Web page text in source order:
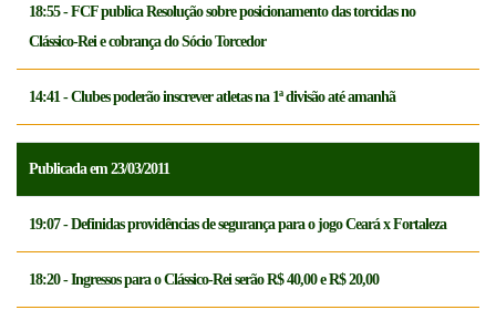
18:55 - FCF publica Resolução sobre posicionamento das torcidas no
Clássico-Rei e cobrança do Sócio Torcedor
14:41 - Clubes poderão inscrever atletas na 1ª divisão até amanhã
Publicada em 23/03/2011
19:07 - Definidas providências de segurança para o jogo Ceará x Fortaleza
18:20 - Ingressos para o Clássico-Rei serão R$ 40,00 e R$ 20,00